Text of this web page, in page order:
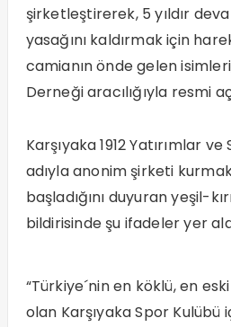
şirketleştirerek, 5 yıldır
yasağını kaldırmak için
camianın önde gelen
Derneği aracılığıyla resmi
Karşıyaka 1912 Yatırımlar
adıyla anonim şirketi
başladığını duyuran yeşil-
bildirisinde şu ifadeler yer
“Türkiye´nin en köklü, en
olan Karşıyaka Spor Kulübü